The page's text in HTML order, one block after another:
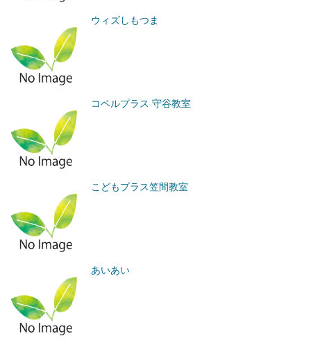
ウィズしもつま
コペルプラス 守谷教室
こどもプラス笠間教室
あいあい